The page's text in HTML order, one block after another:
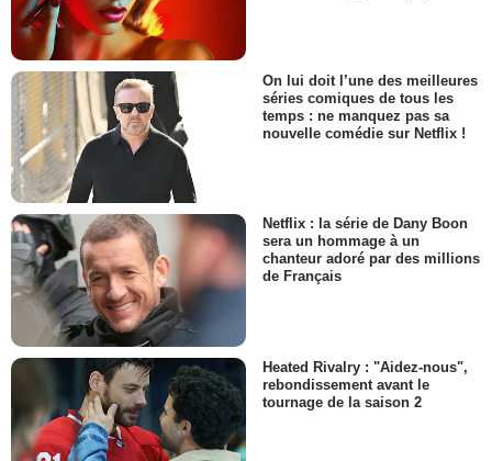
On lui doit l’une des meilleures
séries comiques de tous les
temps : ne manquez pas sa
nouvelle comédie sur Netflix !
Netflix : la série de Dany Boon
sera un hommage à un
chanteur adoré par des millions
de Français
Heated Rivalry : "Aidez-nous",
rebondissement avant le
tournage de la saison 2